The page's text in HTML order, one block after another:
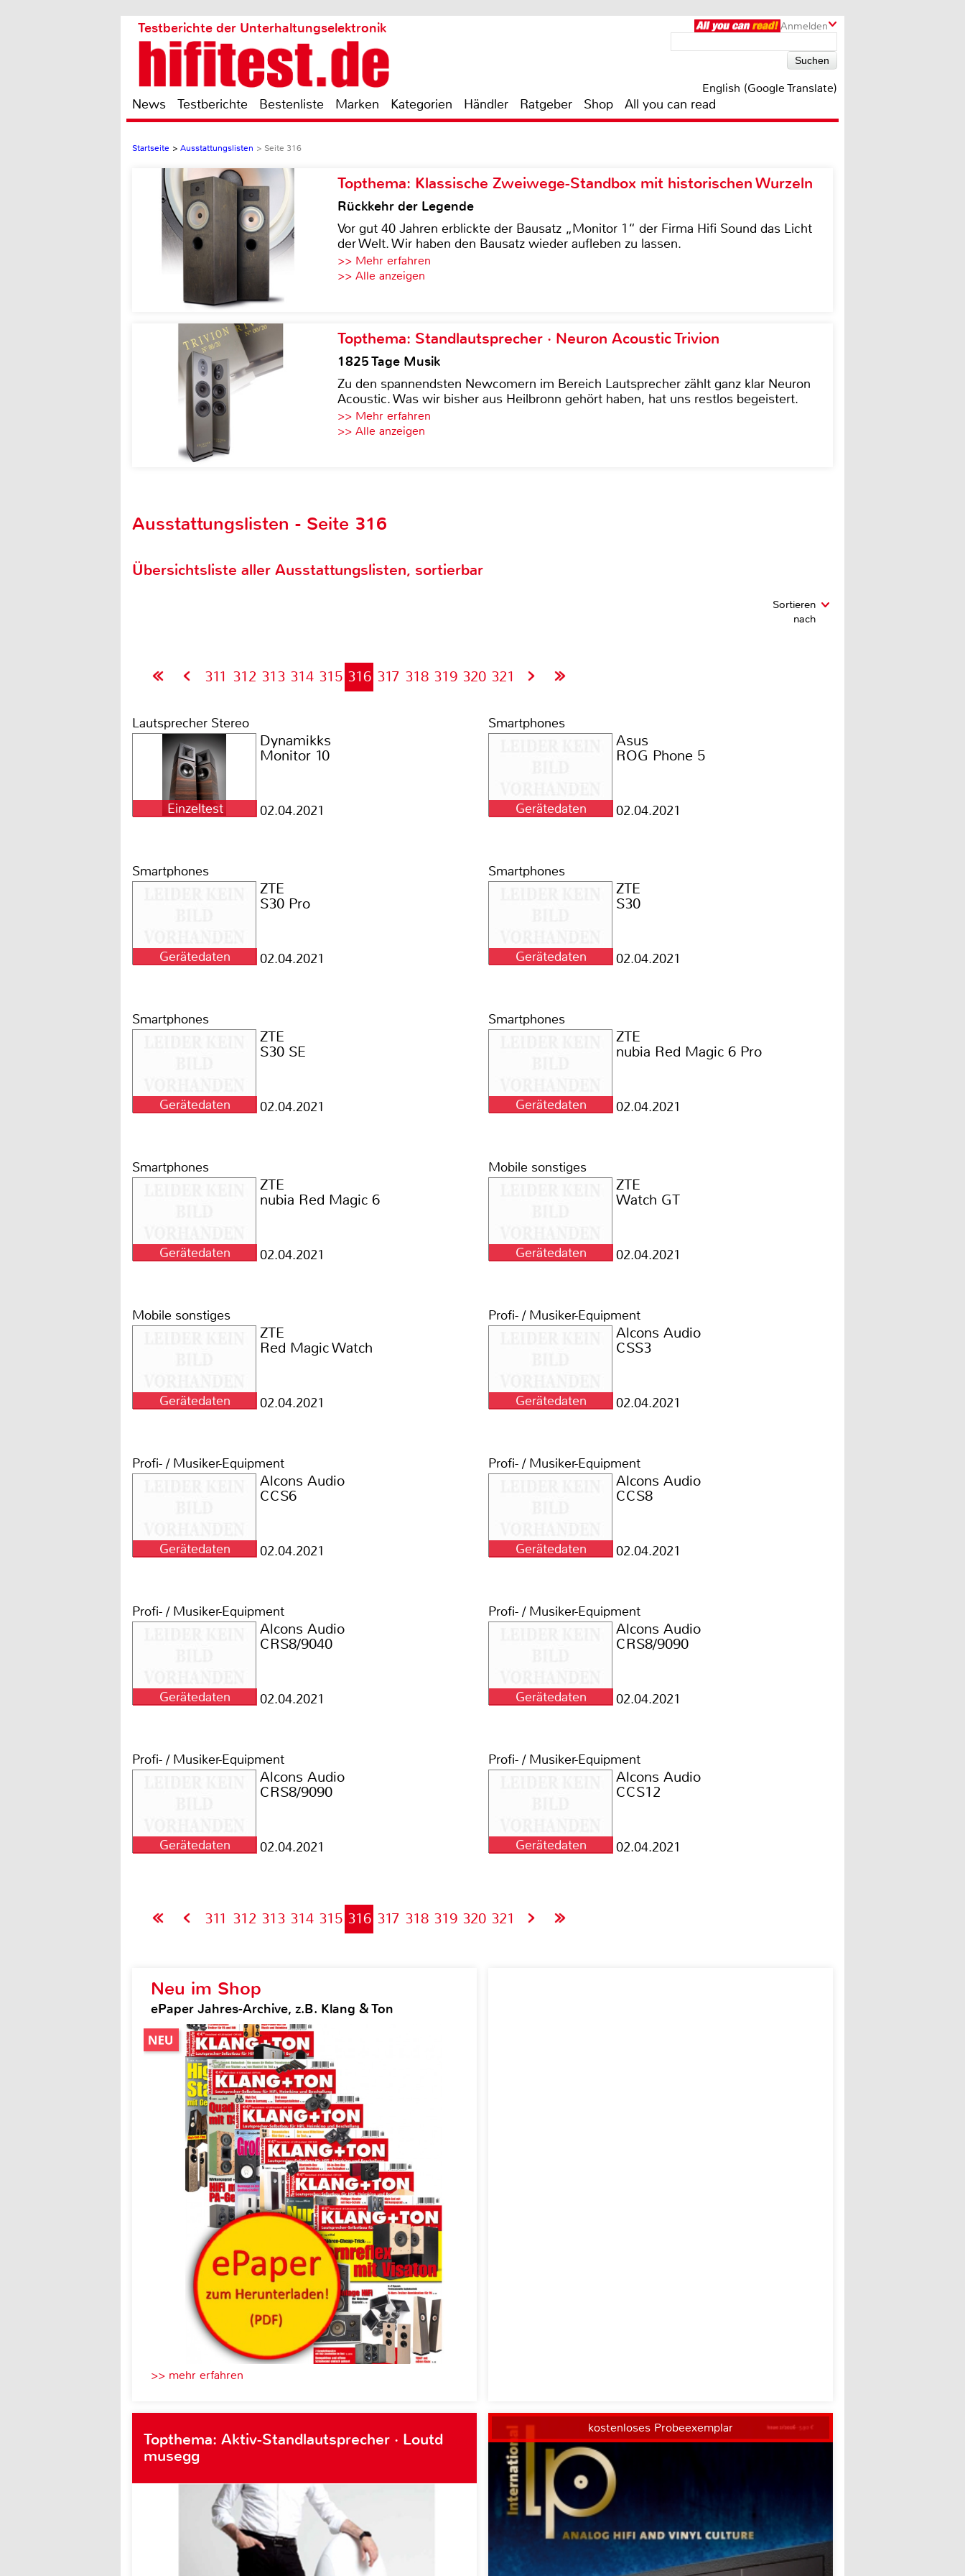
Anmelden
Testberichte der Unterhaltungselektronik
English (Google Translate)
News Testberichte Bestenliste Marken Kategorien Händler Ratgeber Shop All you can read
Startseite > Ausstattungslisten > Seite 316
Topthema: Klassische Zweiwege-Standbox mit historischen Wurzeln
Rückkehr der Legende
Vor gut 40 Jahren erblickte der Bausatz „Monitor 1“ der Firma Hifi Sound das Licht
der Welt. Wir haben den Bausatz wieder aufleben zu lassen.
>> Mehr erfahren
>> Alle anzeigen
Topthema: Standlautsprecher · Neuron Acoustic Trivion
1825 Tage Musik
Zu den spannendsten Newcomern im Bereich Lautsprecher zählt ganz klar Neuron
Acoustic. Was wir bisher aus Heilbronn gehört haben, hat uns restlos begeistert.
>> Mehr erfahren
>> Alle anzeigen
Ausstattungslisten - Seite 316
Übersichtsliste aller Ausstattungslisten, sortierbar
Sortieren
nach
311 312 313 314 315 316 317 318 319 320 321
Lautsprecher Stereo
Einzeltest
Dynamikks
Monitor 10
02.04.2021
Smartphones
Gerätedaten
Asus
ROG Phone 5
02.04.2021
Smartphones
Gerätedaten
ZTE
S30 Pro
02.04.2021
Smartphones
Gerätedaten
ZTE
S30
02.04.2021
Smartphones
Gerätedaten
ZTE
S30 SE
02.04.2021
Smartphones
Gerätedaten
ZTE
nubia Red Magic 6 Pro
02.04.2021
Smartphones
Gerätedaten
ZTE
nubia Red Magic 6
02.04.2021
Mobile sonstiges
Gerätedaten
ZTE
Watch GT
02.04.2021
Mobile sonstiges
Gerätedaten
ZTE
Red Magic Watch
02.04.2021
Profi- / Musiker-Equipment
Gerätedaten
Alcons Audio
CSS3
02.04.2021
Profi- / Musiker-Equipment
Gerätedaten
Alcons Audio
CCS6
02.04.2021
Profi- / Musiker-Equipment
Gerätedaten
Alcons Audio
CCS8
02.04.2021
Profi- / Musiker-Equipment
Gerätedaten
Alcons Audio
CRS8/9040
02.04.2021
Profi- / Musiker-Equipment
Gerätedaten
Alcons Audio
CRS8/9090
02.04.2021
Profi- / Musiker-Equipment
Gerätedaten
Alcons Audio
CRS8/9090
02.04.2021
Profi- / Musiker-Equipment
Gerätedaten
Alcons Audio
CCS12
02.04.2021
311 312 313 314 315 316 317 318 319 320 321
Neu im Shop
ePaper Jahres-Archive, z.B. Klang & Ton
>> mehr erfahren
Topthema: Aktiv-Standlautsprecher · Loutd
musegg
kostenloses Probeexemplar